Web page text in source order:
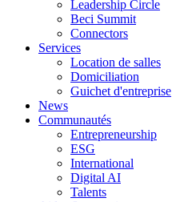
Leadership Circle
Beci Summit
Connectors
Services
Location de salles
Domiciliation
Guichet d'entreprise
News
Communautés
Entrepreneurship
ESG
International
Digital AI
Talents